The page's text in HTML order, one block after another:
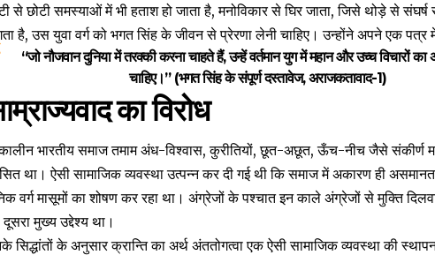
से छोटी समस्याओं में भी हताश हो जाता है, मनोविकार से घिर जाता, जिसे थोड़े से
है, उस युवा वर्ग को भगत सिंह के जीवन से प्रेरणा लेनी चाहिए। उन्होंने अपने एक पत्र
“जो नौजवान दुनिया में तरक्की करना चाहते हैं, उन्हें वर्तमान युग में महान और उच्च विचारों
चाहिए।” (भगत सिंह के संपूर्ण दस्तावेज, अराजकतावाद-1)
का विरोध
भारतीय समाज तमाम अंध-विश्वास, कुरीतियों, छूत-अछूत, ऊँच-नीच जैसे संकीर्ण
था। ऐसी सामाजिक व्यवस्था उत्पन्न कर दी गई थी कि समाज में अकारण ही असमानता
वर्ग मासूमों का शोषण कर रहा था। अंग्रेजों के पश्चात इन काले अंग्रेजों से मुक्ति
मुख्य उद्देश्य था।
सिद्धांतों के अनुसार क्रान्ति का अर्थ अंततोगत्वा एक ऐसी सामाजिक व्यवस्था की